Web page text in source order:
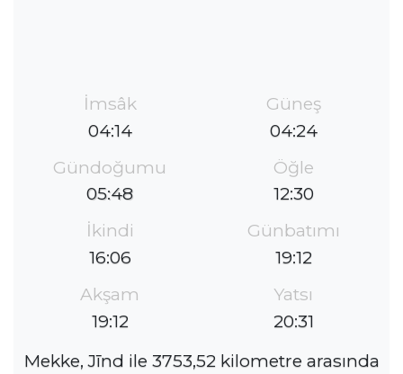
İmsâk
04:14
Güneş
04:24
Gündoğumu
05:48
Öğle
12:30
İkindi
16:06
Günbatımı
19:12
Akşam
19:12
Yatsı
20:31
Mekke, Jīnd ile 3753,52 kilometre arasında